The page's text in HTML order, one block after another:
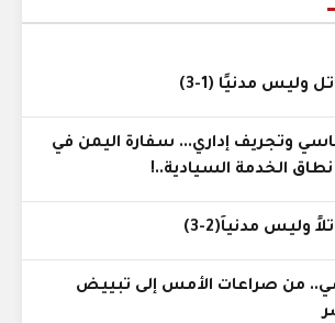
وليس مدنيًا (1-3)
وتجريف إداري... سفارة اليمن في
الخدمة السيادية..!
وليس مدنياً(2-3)
من صراعات الأمس إلى تبييض